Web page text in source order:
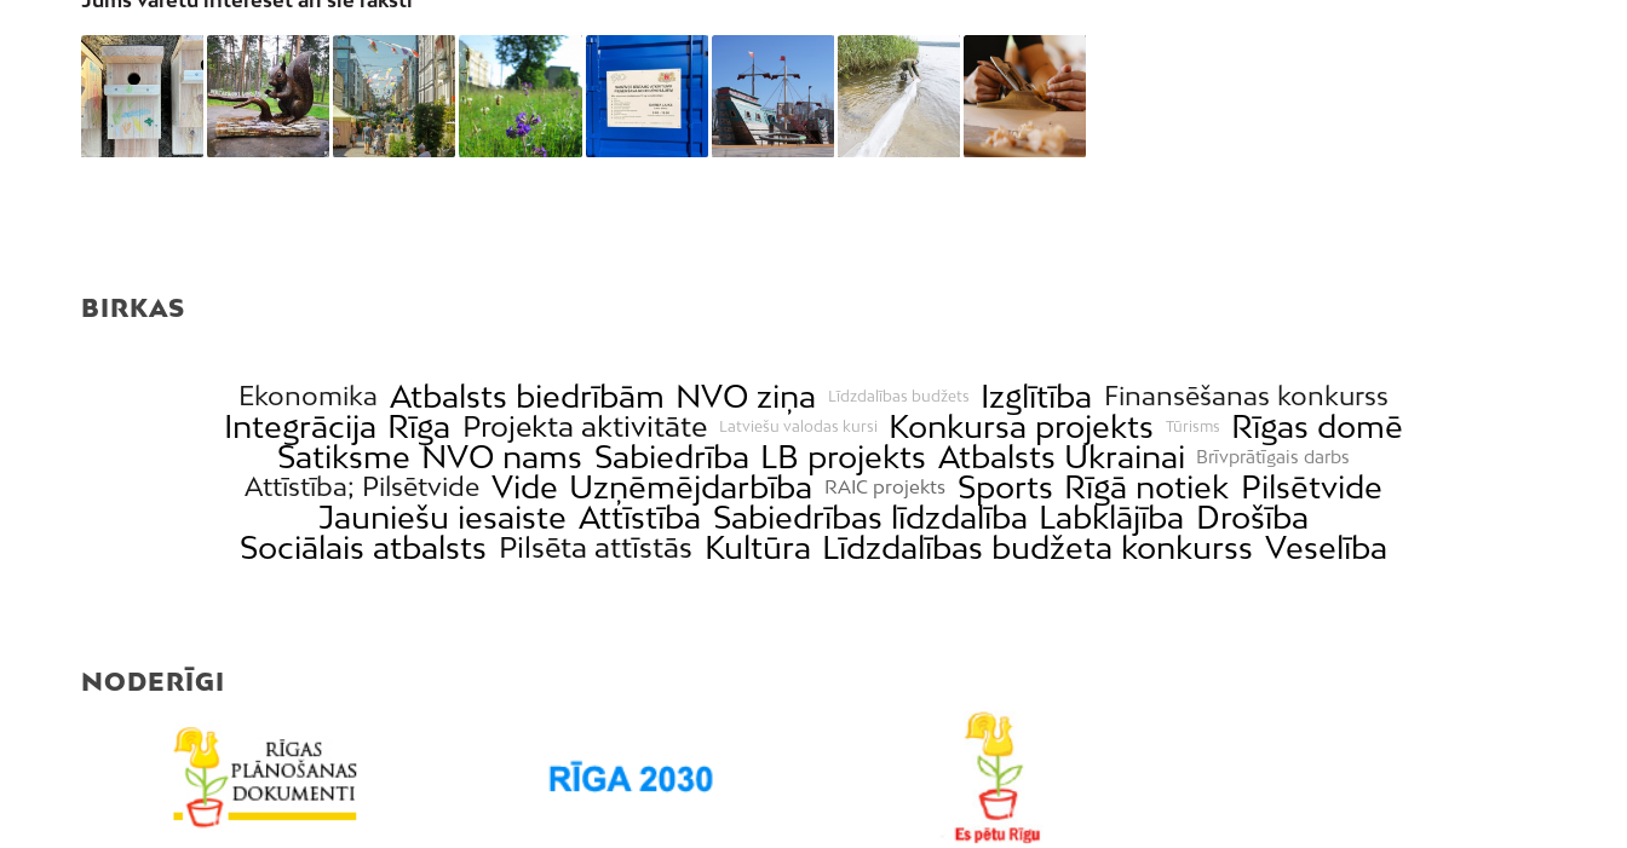
BIRKAS
Ekonomika Atbalsts biedrībām NVO ziņa Līdzdalības budžets Izglītība Finansēšanas konkurss
Integrācija Rīga Projekta aktivitāte Latviešu valodas kursi Konkursa projekts Tūrisms
Rīgas domē
Satiksme NVO nams Sabiedrība LB projekts Atbalsts Ukrainai Brīvprātīgais darbs
Attīstība; Pilsētvide Vide Uzņēmējdarbība RAIC projekts Sports Rīgā notiek Pilsētvide
Jauniešu iesaiste Attīstība Sabiedrības līdzdalība Labklājība Drošība
Sociālais atbalsts Pilsēta attīstās Kultūra Līdzdalības budžeta konkurss Veselība
NODERĪGI